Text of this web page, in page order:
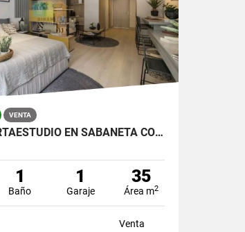
VENTA
VENDO APARTAESTUDIO EN SABANETA CON PARQUEADERO
1
Baño
1
Garaje
35
Área m2
Venta